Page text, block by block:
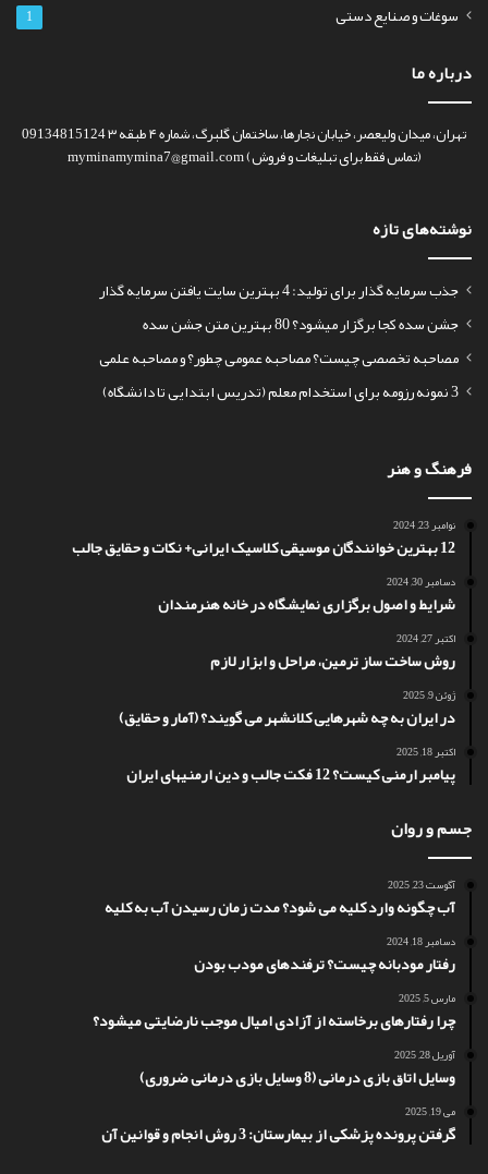
سوغات و صنایع دستی 1
درباره ما
تهران، میدان ولیعصر، خیابان نجارها، ساختمان گلبرگ، شماره ۴ طبقه ۳ 09134815124
(تماس فقط برای تبلیغات و فروش) myminamymina7@gmail.com
نوشته‌های تازه
جذب سرمایه گذار برای تولید: 4 بهترین سایت یافتن سرمایه گذار
جشن سده کجا برگزار میشود؟ 80 بهترین متن جشن سده
مصاحبه تخصصی چیست؟ مصاحبه عمومی چطور؟ و مصاحبه علمی
3 نمونه رزومه برای استخدام معلم (تدریس ابتدایی تا دانشگاه)
فرهنگ و هنر
نوامبر 23, 2024
12 بهترین خوانندگان موسیقی کلاسیک ایرانی+ نکات و حقایق جالب
دسامبر 30, 2024
شرایط و اصول برگزاری نمایشگاه در خانه هنرمندان
اکتبر 27, 2024
روش ساخت ساز ترمین، مراحل و ابزار لازم
ژوئن 9, 2025
در ایران به چه شهرهایی کلانشهر می گویند؟ (آمار و حقایق)
اکتبر 18, 2025
پیامبر ارمنی کیست؟ 12 فکت جالب و دین ارمنیهای ایران
جسم و روان
آگوست 23, 2025
آب چگونه وارد کلیه می شود؟ مدت زمان رسیدن آب به کلیه
دسامبر 18, 2024
رفتار مودبانه چیست؟ ترفندهای مودب بودن
مارس 5, 2025
چرا رفتارهای برخاسته از آزادی امیال موجب نارضایتی میشود؟
آوریل 28, 2025
وسایل اتاق بازی درمانی (8 وسایل بازی درمانی ضروری)
می 19, 2025
گرفتن پرونده پزشکی از بیمارستان: 3 روش انجام و قوانین آن